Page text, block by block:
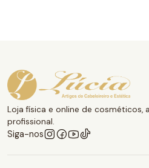
Loja física e online de cosméticos,
profissional.
Siga-nos